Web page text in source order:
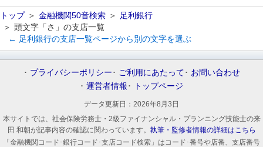
トップ 金融機関50音検索
足利銀行
頭文字「さ」の支店一覧
← 足利銀行の支店一覧ページから別の文字を選ぶ
プライバシーポリシー ご利用にあたって
お問い合わせ
運営者情報
トップページ
データ更新日： 2026年8月3日
本サイトでは、社会保険労務士・2級ファイナンシャル・プランニング技能士の来
田 和朝が記事内容の確認に関わっています。 執筆・監修者情報の詳細はこちら
「金融機関コード･銀行コード･支店コード検索」はコード･番号や店番、支店番号